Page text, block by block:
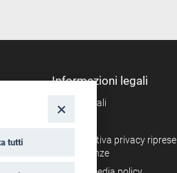
Informazioni legali
Note legali
Informativa privacy riprese
conferenze
tutti